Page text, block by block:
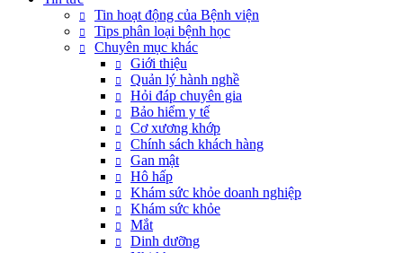
Tin hoạt động của Bệnh viện
Tips phân loại bệnh học
Chuyên mục khác
Giới thiệu
Quản lý hành nghề
Hỏi đáp chuyên gia
Bảo hiểm y tế
Cơ xương khớp
Chính sách khách hàng
Gan mật
Hô hấp
Khám sức khỏe doanh nghiệp
Khám sức khỏe
Mắt
Dinh dưỡng